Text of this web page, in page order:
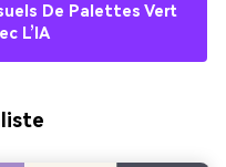
De Palettes Vert
L’IA